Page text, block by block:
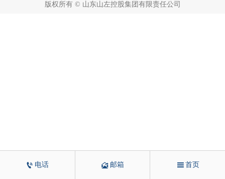
版权所有 © 山东山左控股集团有限责任公司
 电话  邮箱  首页